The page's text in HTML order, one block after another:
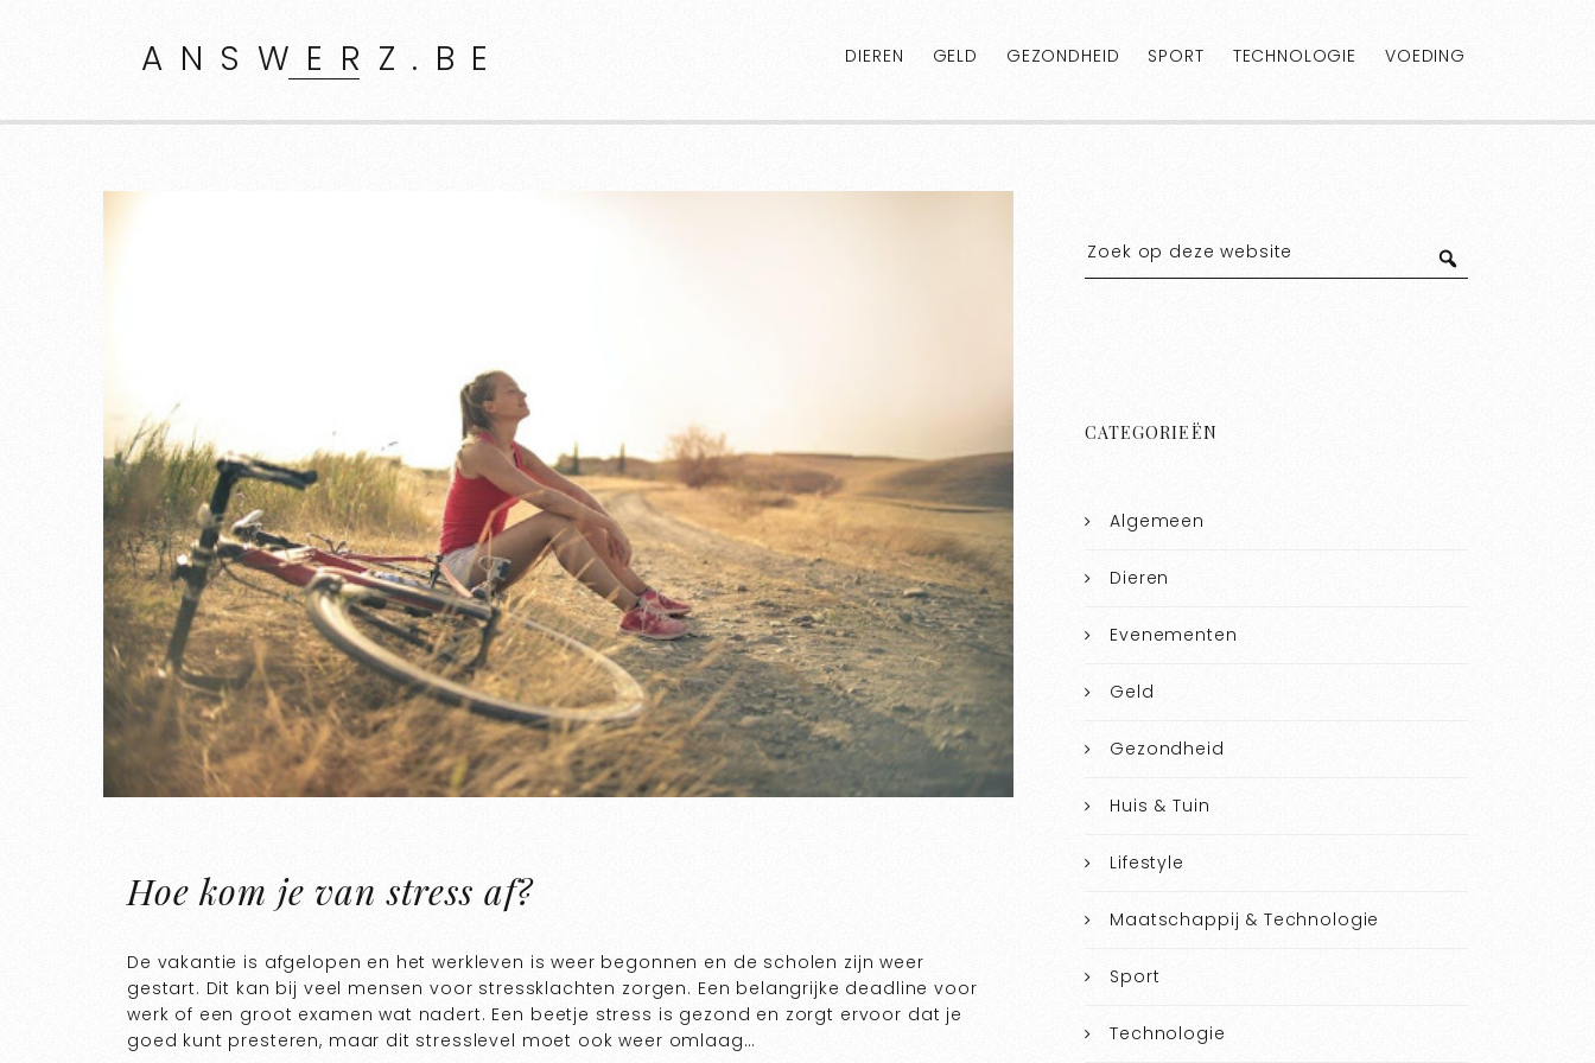
ANSWERZ.BE DIEREN GELD GEZONDHEID SPORT TECHNOLOGIE VOEDING
Hoe kom je van stress af?
De vakantie is afgelopen en het werkleven is weer begonnen en de scholen zijn weer
gestart. Dit kan bij veel mensen voor stressklachten zorgen. Een belangrijke deadline voor
werk of een groot examen wat nadert. Een beetje stress is gezond en zorgt ervoor dat je
goed kunt presteren, maar dit stresslevel moet ook weer omlaag…
CATEGORIEËN
Algemeen
Dieren
Evenementen
Geld
Gezondheid
Huis & Tuin
Lifestyle
Maatschappij & Technologie
Sport
Technologie